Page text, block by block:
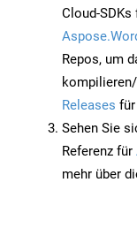
Cloud-
Repos, um
Releases
Sehen Sie
Referenz für
mehr über